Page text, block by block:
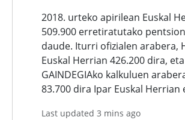
2018. urteko apirilean Euskal
509.900 erretiratutako
daude. Iturri ofizialen arabera,
Euskal Herrian 426.200 dira, eta
GAINDEGIAko kalkuluen
83.700 dira Ipar Euskal Herrian
Last updated 3 mins ago